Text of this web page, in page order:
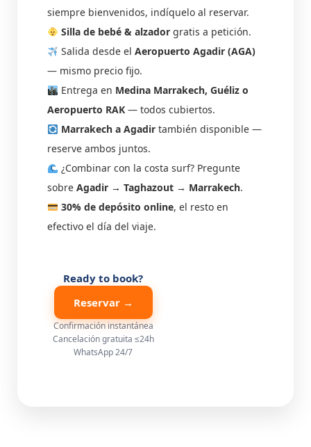
siempre bienvenidos, indíquelo al reservar.
Silla de bebé & alzadorgratis a petición.
Salida desde el Aeropuerto Agadir (AGA)
— mismo precio fijo.
Entrega en Medina Marrakech, Guéliz o
Aeropuerto RAK— todos cubiertos.
Marrakech a Agadirtambién disponible —
reserve ambos juntos.
¿Combinar con la costa surf? Pregunte
sobre Agadir → Taghazout → Marrakech.
30% de depósito online, el resto en
efectivo el día del viaje.
Ready to book?
Reservar →
Confirmación instantánea
Cancelación gratuita ≤24h
WhatsApp 24/7